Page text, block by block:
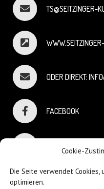
Cookie-
Die Seite verwendet Cookies,
optimieren.
TS@SEITZINGER-
ODER DIREKT:
FACEBOOK